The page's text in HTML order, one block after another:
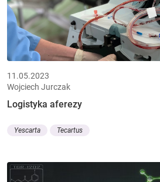
11.05.2023
Wojciech Jurczak
Logistyka aferezy
Yescarta Tecartus